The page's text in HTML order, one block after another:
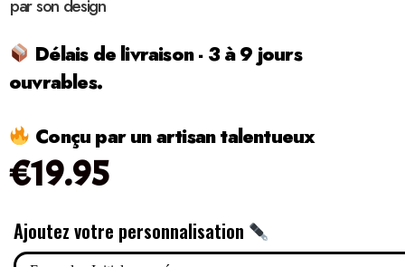
par son design
Délais de livraison - 3 à 9 jours
ouvrables.
Conçu par un artisan talentueux
€19.95
Ajoutez votre personnalisation